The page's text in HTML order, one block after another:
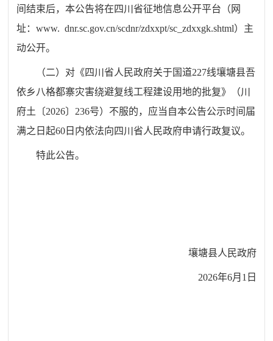
间结束后，本公告将在四川省征地信息公开平台（网
址：www. dnr.sc.gov.cn/scdnr/zdxxpt/sc_zdxxgk.shtml）主
动公开。
（二）对《四川省人民政府关于国道227线壤塘县吾
依乡八格都寨灾害绕避复线工程建设用地的批复》（川
府土〔2026〕 236号）不服的，应当自本公告公示时间届
满之日起60 日内依法向四川省人民政府申请行政复议。
特此公告。
壤塘县人民政府
2026年6月 1 日